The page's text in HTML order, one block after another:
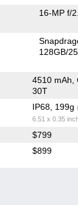
16-MP f/
128GB/
4510 mAh,
30T
IP68, 199g
6.51 x 0.35
$799
$899